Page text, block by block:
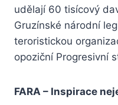
udělají 60 tisícový
Gruzínské národní
teroristickou
opoziční Progresivní
FARA – Inspirace